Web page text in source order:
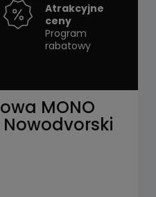
Atrakcyjne
ceny
Program
rabatowy
MONO
Nowodvorski